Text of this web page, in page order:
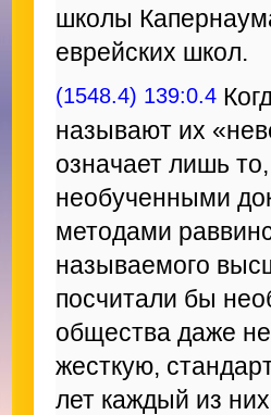
школы
еврейских школ.
(1548.4) 139:0.4
называют их
означает лишь
необученными
методами
называемого
посчитали бы
общества даже
жесткую,
лет каждый из